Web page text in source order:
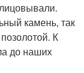
камень, так
К
до наших